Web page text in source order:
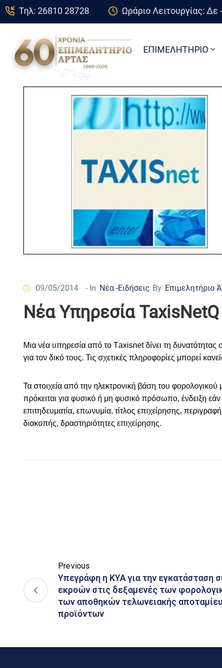
Τηλ: 26810 28728 Ωράριο Λειτουργίας:
ΕΠΙΜΕΛΗΤΗΡΙΟ
09/05/2014 - In Νέα -Ειδήσεις By Επιμελητήριο
Νέα Υπηρεσία
Μια νέα υπηρεσία από το Τaxisnet δίνει τη
για τον δικό τους. Τις σχετικές πληροφορίες μπορεί
Τα στοιχεία από την ηλεκτρονική βάση του
πρόκειται για φυσικό ή μη φυσικό πρόσωπο, ένδειξη
επιτηδευματία, επωνυμία, τίτλος επιχείρησης,
διακοπής, δραστηριότητες επιχείρησης.
Previous
Υπεγράφη η ΚΥΑ για την εγκατάσταση
εκροών στις δεξαμενές των
των αποθηκών τελωνειακής
προϊόντων